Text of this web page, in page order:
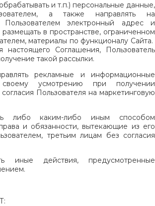
и т.п.) персональные данные,
а также направлять на
Пользователем электронный адрес и
в пространстве, ограниченном
материалы по функционалу Сайта.
настоящего Соглашения, Пользователь
такой рассылки.
рекламные и информационные
усмотрению при получении
Пользователя на маркетинговую
либо каким-либо иным способом
и обязанности, вытекающие из его
третьим лицам без согласия
иные действия, предусмотренные